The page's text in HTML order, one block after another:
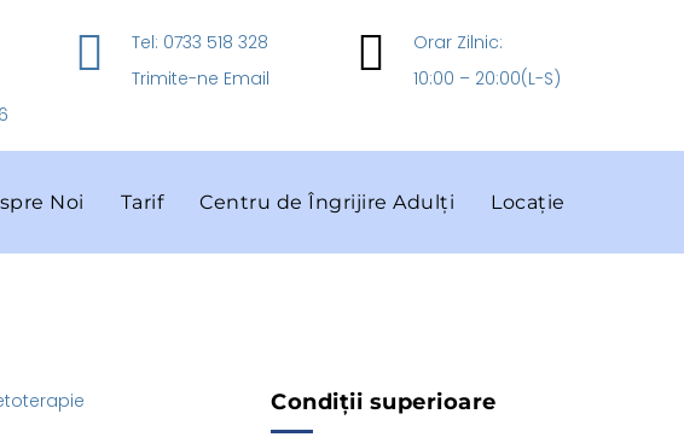
Tel: 0733 518 328
Trimite-ne Email
Orar Zilnic:
10:00 – 20:00(L-S)
Noi Tarif Centru de Îngrijire Adulți Locație
Condiții superioare